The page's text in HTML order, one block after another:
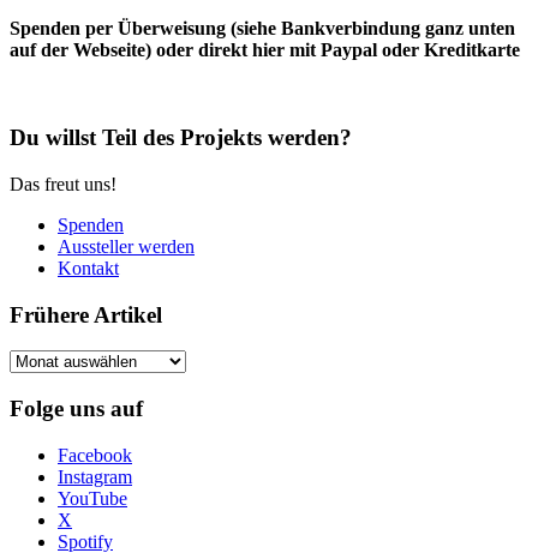
Spenden per Überweisung (siehe Bankverbindung ganz unten
auf der Webseite) oder direkt hier mit Paypal oder Kreditkarte
Du willst Teil des Projekts werden?
Das freut uns!
Spenden
Aussteller werden
Kontakt
Frühere Artikel
Frühere
Folge uns auf
Facebook
Instagram
YouTube
X
Spotify